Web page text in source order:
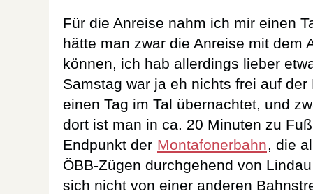
Für die Anreise nahm ich mir einen
hätte man zwar die Anreise mit dem
können, ich hab allerdings lieber
Samstag war ja eh nichts frei auf
einen Tag im Tal übernachtet, und
dort ist man in ca. 20 Minuten zu
Endpunkt der Montafonerbahn, die
ÖBB-Zügen durchgehend von
sich nicht von einer anderen